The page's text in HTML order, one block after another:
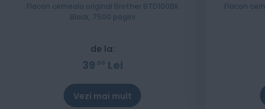
Flacon cerneala original Brother BTD100BK
Black, 7500 pagini
de la:
39 00 Lei
Vezi mai mult
Flacon